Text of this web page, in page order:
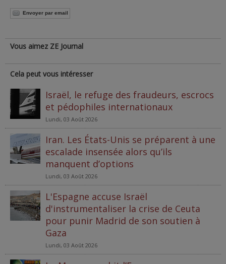
Envoyer par email
Vous aimez ZE Journal
Cela peut vous intéresser
Israël, le refuge des fraudeurs, escrocs
et pédophiles internationaux
Lundi, 03 Août 2026
Iran. Les États-Unis se préparent à une
escalade insensée alors qu’ils
manquent d’options
Lundi, 03 Août 2026
L'Espagne accuse Israël
d'instrumentaliser la crise de Ceuta
pour punir Madrid de son soutien à
Gaza
Lundi, 03 Août 2026